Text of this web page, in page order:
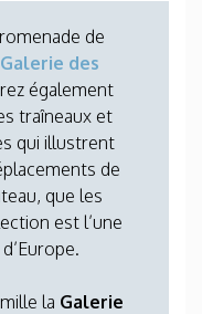
de
Galerie des
également
traîneaux et
qui illustrent
de
que les
est l’une
la Galerie